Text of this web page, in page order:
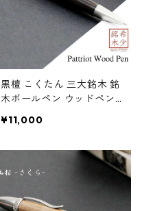
黒檀 こくたん 三大銘木 銘
木ボールペン ウッドペン
タイプ SP15205
¥11,000